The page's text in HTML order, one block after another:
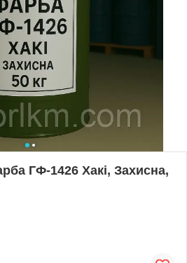
ГФ-1426 Хакі, Захисна,